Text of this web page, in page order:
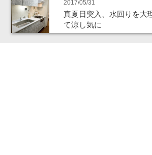
2017/05/31
真夏日突入、水回りを大
て涼し気に